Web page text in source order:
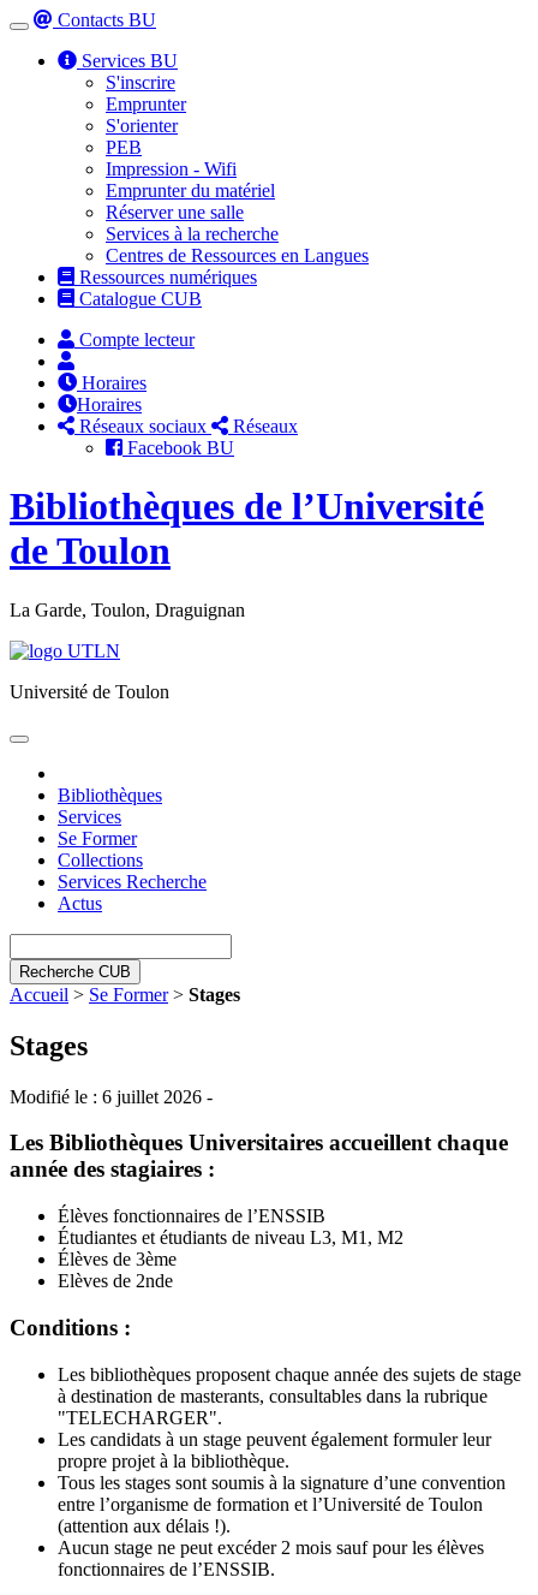
Toggle
navigation
Contacts BU
Services BU
S'inscrire
Emprunter
S'orienter
PEB
Impression - Wifi
Emprunter du matériel
Réserver une salle
Services à la recherche
Centres de Ressources en Langues
Ressources numériques
Catalogue CUB
Compte lecteur
Horaires
Horaires
Réseaux sociaux
Réseaux
Facebook BU
Bibliothèques de l’Université
de Toulon
La Garde, Toulon, Draguignan
Université de Toulon
Toggle
Bibliothèques
Services
Se Former
Collections
Services Recherche
Actus
Recherche CUB
Accueil > Se Former> Stages
Stages
Modifié le : 6 juillet 2026 -
Les Bibliothèques Universitaires accueillent chaque
année des stagiaires :
Élèves fonctionnaires de l’ENSSIB
Étudiantes et étudiants de niveau L3, M1, M2
Élèves de 3ème
Elèves de 2nde
Conditions :
Les bibliothèques proposent chaque année des sujets de stage
à destination de masterants, consultables dans la rubrique
"TELECHARGER".
Les candidats à un stage peuvent également formuler leur
propre projet à la bibliothèque.
Tous les stages sont soumis à la signature d’une convention
entre l’organisme de formation et l’Université de Toulon
(attention aux délais !).
Aucun stage ne peut excéder 2 mois sauf pour les élèves
fonctionnaires de l’ENSSIB.